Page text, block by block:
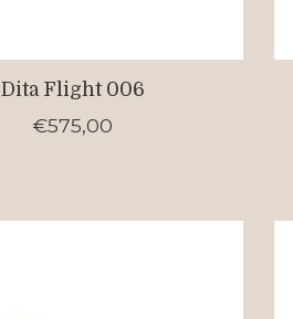
Dita Flight 006
€575,00